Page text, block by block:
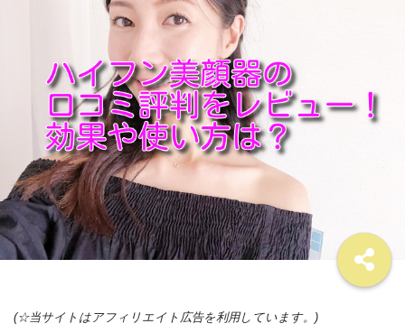
(☆当サイトはアフィリエイト広告を利用しています。)